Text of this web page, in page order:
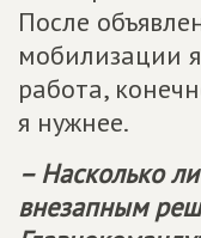
После
мобилизации
работа,
я нужнее.
– Насколько
внезапным